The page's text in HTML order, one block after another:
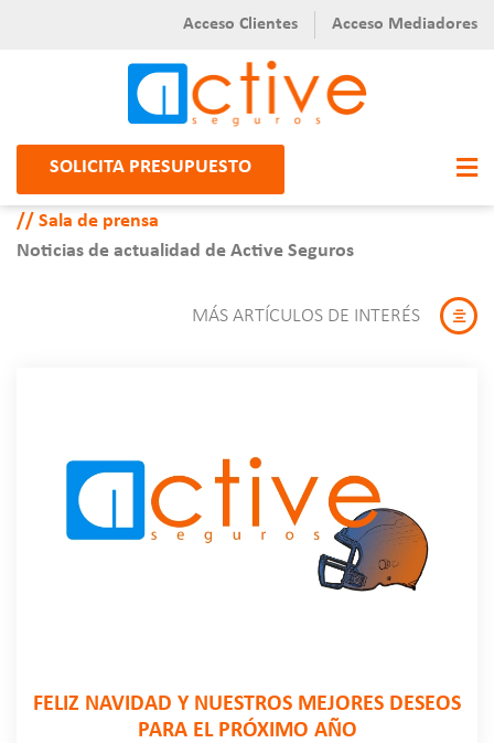
Acceso Clientes Acceso Mediadores
SOLICITA PRESUPUESTO
Sala de prensa
Noticias de actualidad de Active Seguros
MÁS ARTÍCULOS DE INTERÉS
FELIZ NAVIDAD Y NUESTROS MEJORES DESEOS
PARA EL PRÓXIMO AÑO